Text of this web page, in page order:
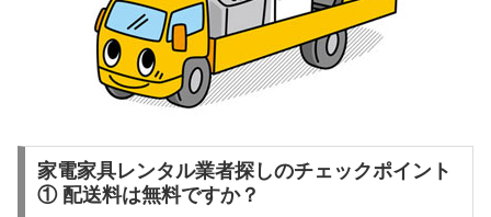
家電家具レンタル業者探しのチェックポイント
① 配送料は無料ですか？